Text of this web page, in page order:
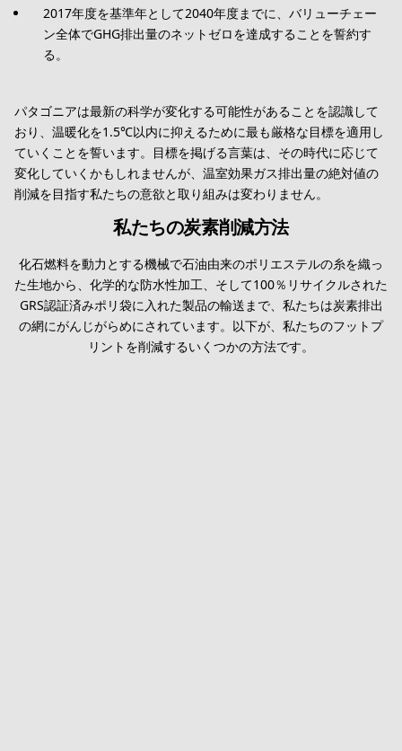
2017年度を基準年として2040年度までに、バリューチェー
ン全体でGHG排出量のネットゼロを達成することを誓約す
る。
パタゴニアは最新の科学が変化する可能性があることを認識して
おり、温暖化を1.5℃以内に抑えるために最も厳格な目標を適用し
ていくことを誓います。目標を掲げる言葉は、その時代に応じて
変化していくかもしれませんが、温室効果ガス排出量の絶対値の
削減を目指す私たちの意欲と取り組みは変わりません。
私たちの炭素削減方法
化石燃料を動力とする機械で石油由来のポリエステルの糸を織っ
た生地から、化学的な防水性加工、そして100％リサイクルされた
GRS認証済みポリ袋に入れた製品の輸送まで、私たちは炭素排出
の網にがんじがらめにされています。以下が、私たちのフットプ
リントを削減するいくつかの方法です。